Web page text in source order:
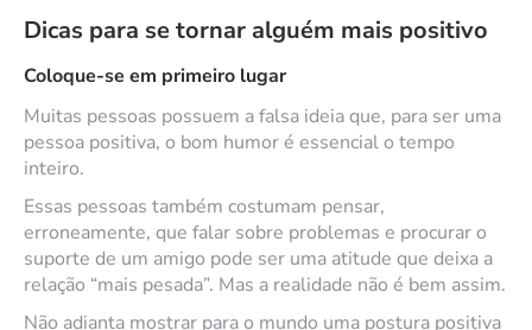
Dicas para se tornar alguém mais positivo
Coloque-se em primeiro lugar
Muitas pessoas possuem a falsa ideia que, para ser uma
pessoa positiva, o bom humor é essencial o tempo
inteiro.
Essas pessoas também costumam pensar,
erroneamente, que falar sobre problemas e procurar o
suporte de um amigo pode ser uma atitude que deixa a
relação “mais pesada”. Mas a realidade não é bem assim.
Não adianta mostrar para o mundo uma postura positiva